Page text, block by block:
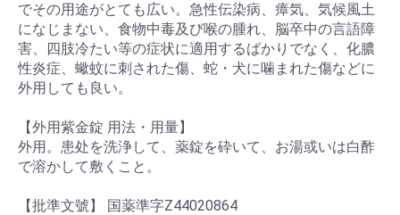
でその用途がとても広い。急性伝染病、瘴気、気候風土
になじまない、食物中毒及び喉の腫れ、脳卒中の言語障
害、四肢冷たい等の症状に適用するばかりでなく、化膿
性炎症、蠍蚊に刺された傷、蛇・犬に噛まれた傷などに
外用しても良い。
【外用紫金錠 用法・用量】
外用。患处を洗浄して、薬錠を砕いて、お湯或いは白酢
で溶かして敷くこと。
【批準文號】 国薬準字Z44020864